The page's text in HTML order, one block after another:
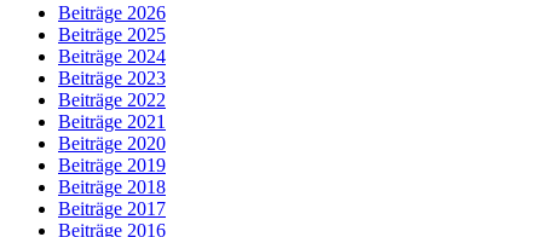
Beiträge 2026
Beiträge 2025
Beiträge 2024
Beiträge 2023
Beiträge 2022
Beiträge 2021
Beiträge 2020
Beiträge 2019
Beiträge 2018
Beiträge 2017
Beiträge 2016